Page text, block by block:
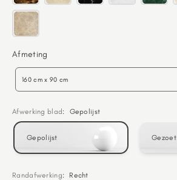
Afmeting
160 cm x 90 cm
Afwerking blad : Gepolijst
Gepolijst Gezoet
Randafwerking: Recht